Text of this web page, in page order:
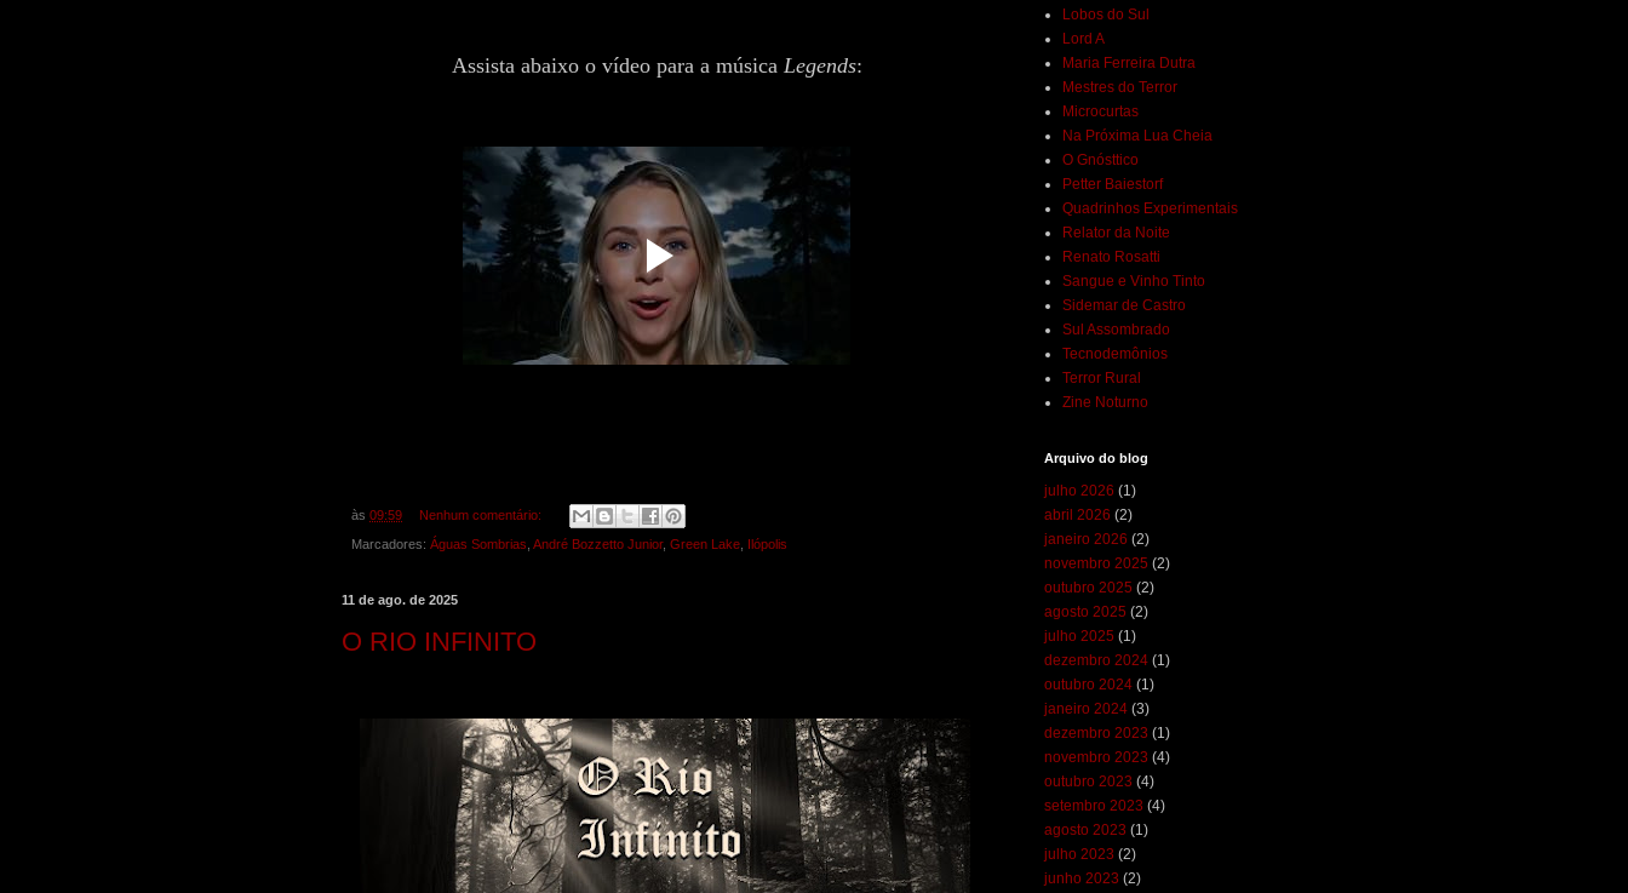
Assista abaixo o vídeo para a música Legends:
às 09:59 Nenhum comentário:
Marcadores: Águas Sombrias André Bozzetto Junior, Green Lake Ilópolis
11 de ago. de 2025
O RIO INFINITO
Lobos do Sul
Lord A
Maria Ferreira Dutra
Mestres do Terror
Microcurtas
Na Próxima Lua Cheia
O Gnósttico
Petter Baiestorf
Quadrinhos Experimentais
Relator da Noite
Renato Rosatti
Sangue e Vinho Tinto
Sidemar de Castro
Sul Assombrado
Tecnodemônios
Terror Rural
Zine Noturno
Arquivo do blog
julho 2026 (1)
abril 2026 (2)
janeiro 2026 (2)
novembro 2025 (2)
outubro 2025 (2)
agosto 2025 (2)
julho 2025 (1)
dezembro 2024 (1)
outubro 2024 (1)
janeiro 2024 (3)
dezembro 2023 (1)
novembro 2023 (4)
outubro 2023 (4)
setembro 2023 (4)
agosto 2023 (1)
julho 2023 (2)
junho 2023 (2)